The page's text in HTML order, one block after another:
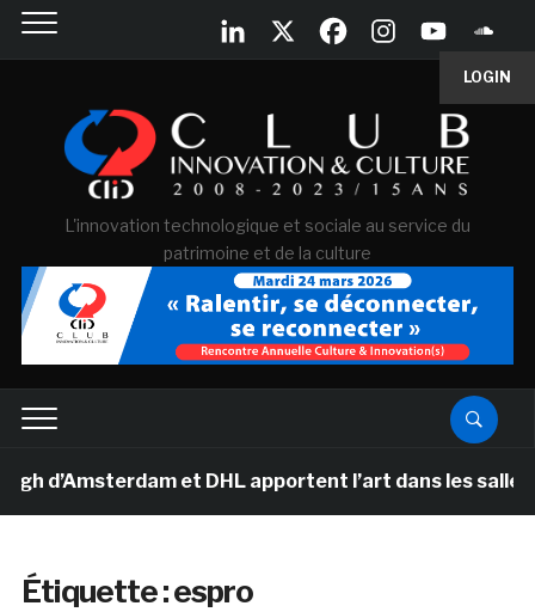
LOGIN
L'innovation technologique et sociale au service du
patrimoine et de la culture
et DHL apportent l’art dans les salles de
Étiquette :espro